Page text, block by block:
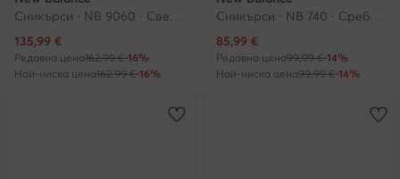
Сникърси · NB 9060 · Светлобежов
Актуална цена
135,99 €
Редовна цена162,99 €-16%
Най-ниска цена162,99 €-16%
Сникърси · NB 740 · Сребрист
Актуална цена
85,99 €
Редовна цена99,99 €-14%
Най-ниска цена99,99 €-14%